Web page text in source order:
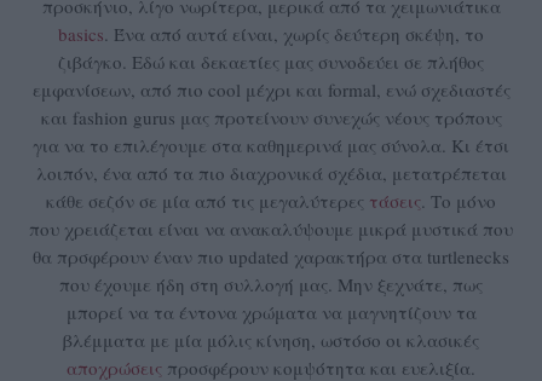
προσκήνιο, λίγο νωρίτερα, μερικά από τα χειμωνιάτικα
basics. Ένα από αυτά είναι, χωρίς δεύτερη σκέψη, το
ζιβάγκο. Εδώ και δεκαετίες μας συνοδεύει σε πλήθος
εμφανίσεων, από πιο cool μέχρι και formal, ενώ σχεδιαστές
και fashion gurus μας προτείνουν συνεχώς νέους τρόπους
για να το επιλέγουμε στα καθημερινά μας σύνολα. Κι έτσι
λοιπόν, ένα από τα πιο διαχρονικά σχέδια, μετατρέπεται
κάθε σεζόν σε μία από τις μεγαλύτερες τάσεις. Το μόνο
που χρειάζεται είναι να ανακαλύψουμε μικρά μυστικά που
θα πρσφέρουν έναν πιο updated χαρακτήρα στα turtlenecks
που έχουμε ήδη στη συλλογή μας. Μην ξεχνάτε, πως
μπορεί να τα έντονα χρώματα να μαγνητίζουν τα
βλέμματα με μία μόλις κίνηση, ωστόσο οι κλασικές
αποχρώσεις προσφέρουν κομψότητα και ευελιξία.